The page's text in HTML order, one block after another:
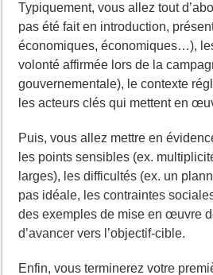
Typiquement, vous allez tout
pas été fait en introduction,
économiques, économiques…),
volonté affirmée lors de la
gouvernementale), le contexte
les acteurs clés qui mettent en
Puis, vous allez mettre en
les points sensibles (ex.
larges), les difficultés (ex. un
pas idéale, les contraintes
des exemples de mise en œuvre
d’avancer vers l’objectif-cible.
Enfin, vous terminerez votre